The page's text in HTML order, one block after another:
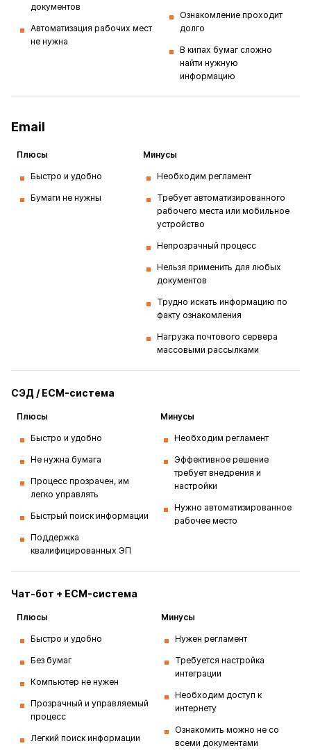
документов
Автоматизация рабочих мест
не нужна
Ознакомление проходит
долго
В кипах бумаг сложно
найти нужную
информацию
Email
Плюсы
Быстро и удобно
Бумаги не нужны
Минусы
Необходим регламент
Требует автоматизированного
рабочего места или мобильное
устройство
Непрозрачный процесс
Нельзя применить для любых
документов
Трудно искать информацию по
факту ознакомления
Нагрузка почтового сервера
массовыми рассылками
СЭД / ECM-система
Плюсы
Быстро и удобно
Не нужна бумага
Процесс прозрачен, им
легко управлять
Быстрый поиск информации
Поддержка
квалифицированных ЭП
Минусы
Необходим регламент
Эффективное решение
требует внедрения и
настройки
Нужно автоматизированное
рабочее место
Чат-бот + ECM-система
Плюсы
Быстро и удобно
Без бумаг
Компьютер не нужен
Прозрачный и управляемый
процесс
Легкий поиск информации
Минусы
Нужен регламент
Требуется настройка
интеграции
Необходим доступ к
интернету
Ознакомить можно не со
всеми документами